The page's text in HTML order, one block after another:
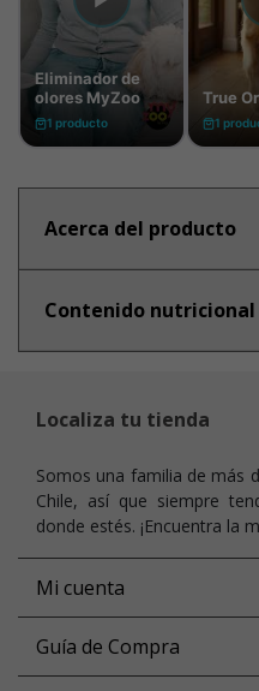
Acerca del producto
Contenido nutricional
Localiza tu tienda
Somos una familia de más
Chile, así que siempre
donde estés. ¡Encuentra la
Mi cuenta
Guía de Compra